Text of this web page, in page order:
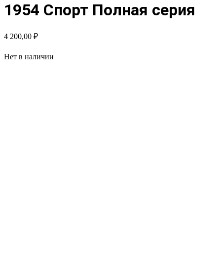
1954 Спорт Полная серия
4 200,00 ₽
Нет в наличии